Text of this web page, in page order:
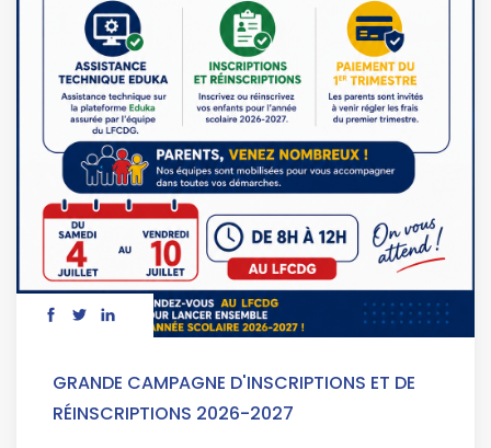
GRANDE CAMPAGNE D'INSCRIPTIONS ET DE
RÉINSCRIPTIONS 2026-2027